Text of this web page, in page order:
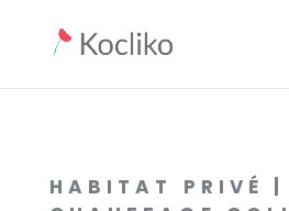
HABITAT PRIVÉ |